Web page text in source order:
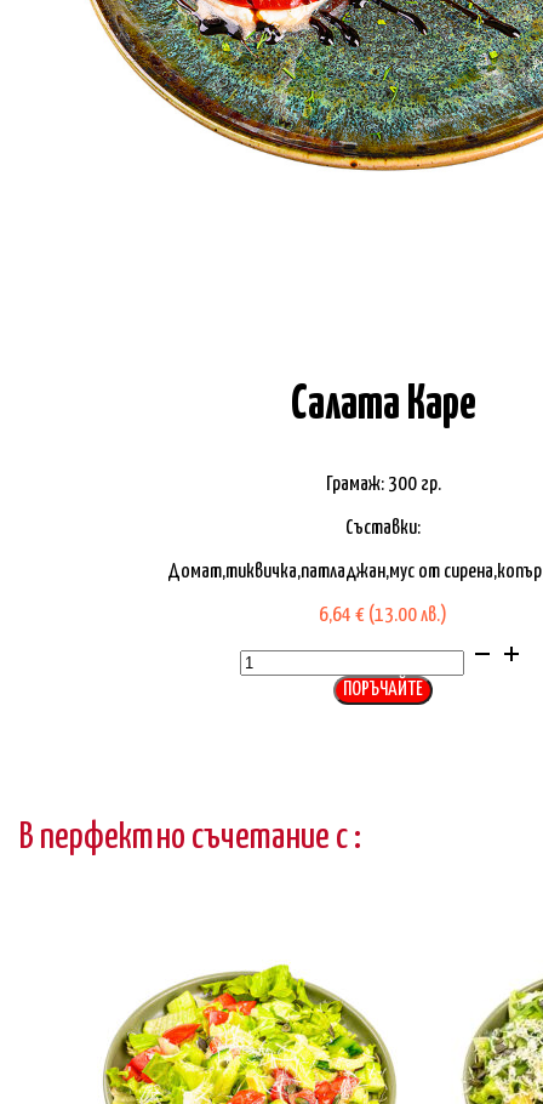
Салата Каре
Грамаж: 300 гр.
Съставки:
Домат,тиквичка,патладжан,мус от
6,64 € (13.00 лв.)
за
Салата
ПОРЪЧАЙТЕ
В перфектно съчетание с :